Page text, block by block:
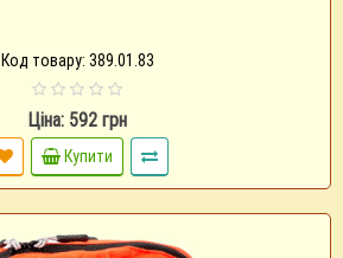
Код товару: 389.01.83
Ціна: 592 грн
Купити